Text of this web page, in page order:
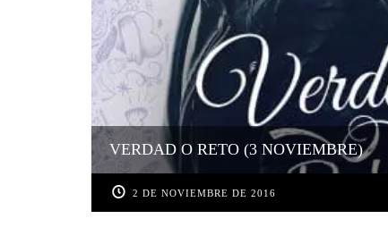
VERDAD O RETO (3 NOVIEMBRE)
2 DE NOVIEMBRE DE 2016